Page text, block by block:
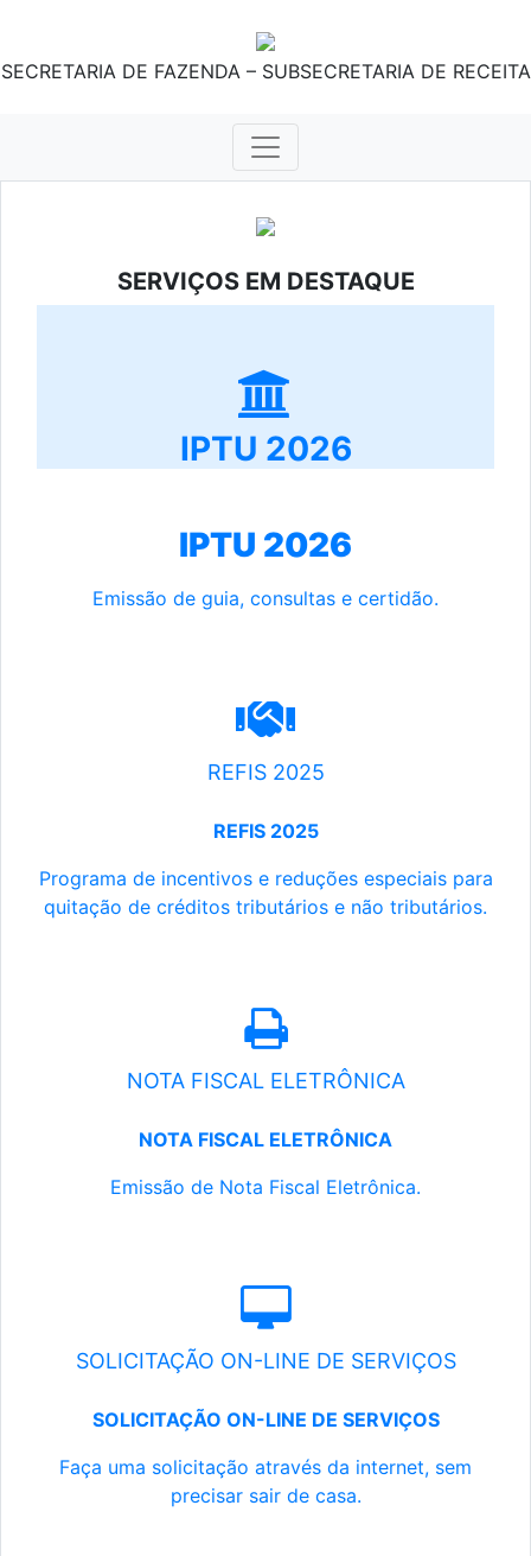
SECRETARIA DE FAZENDA – SUBSECRETARIA DE RECEITA
SERVIÇOS EM DESTAQUE
IPTU 2026
IPTU 2026
Emissão de guia, consultas e certidão.
REFIS 2025
REFIS 2025
Programa de incentivos e reduções especiais para
quitação de créditos tributários e não tributários.
NOTA FISCAL ELETRÔNICA
NOTA FISCAL ELETRÔNICA
Emissão de Nota Fiscal Eletrônica.
SOLICITAÇÃO ON-LINE DE SERVIÇOS
SOLICITAÇÃO ON-LINE DE SERVIÇOS
Faça uma solicitação através da internet, sem
precisar sair de casa.